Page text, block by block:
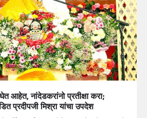
आहेत, नांदेडकरांनो प्रतीक्षा करा;
प्रदीपजी मिश्रा यांचा उपदेश